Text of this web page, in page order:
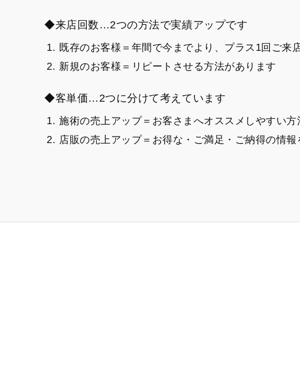
◆来店回数…2つの方法で実績アップです
既存のお客様＝年間で今までより、プラス1回ご来
新規のお客様＝リピートさせる方法があります
◆客単価…2つに分けて考えています
施術の売上アップ＝お客さまへオススメしやすい
店販の売上アップ＝お得な・ご満足・ご納得の情報